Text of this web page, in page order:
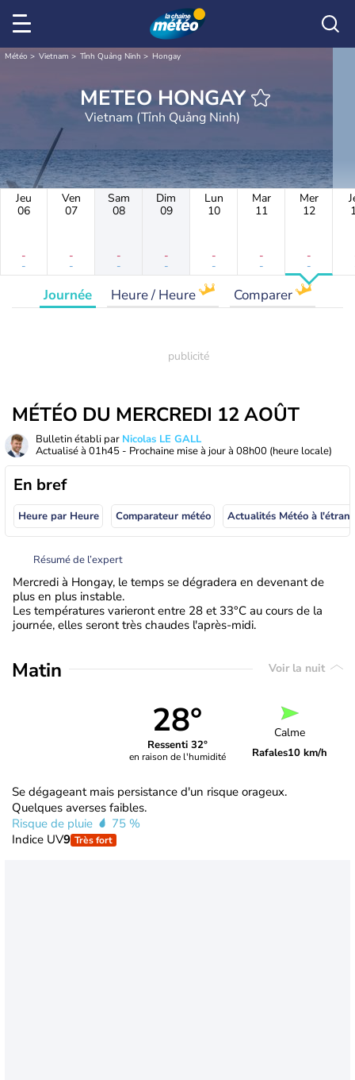
Météo Vietnam Tỉnh Quảng Ninh Hongay
METEO HONGAY
Vietnam (Tỉnh Quảng Ninh)
Jeu
06
-
-
Ven
07
-
-
Sam
08
-
-
Dim
09
-
-
Lun
10
-
-
Mar
11
-
-
Mer
12
-
-
Journée Heure / Heure Comparer
MÉTÉO DU MERCREDI 12 AOÛT
Bulletin établi par Nicolas LE GALL
Actualisé à 01h45 - Prochaine mise à jour à 08h00 (heure locale)
En bref
Heure par Heure Comparateur météo
Résumé de l’expert
Mercredi à Hongay, le temps se dégradera en devenant de
plus en plus instable.
Les températures varieront entre 28 et 33°C au cours de la
journée, elles seront très chaudes l'après-midi.
Matin Voir la nuit
28°
Ressenti 32°
en raison de l'humidité
Calme
Rafales10 km/h
Se dégageant mais persistance d'un risque orageux.
Quelques averses faibles.
Risque de pluie
75 %
Indice UV9 Très fort